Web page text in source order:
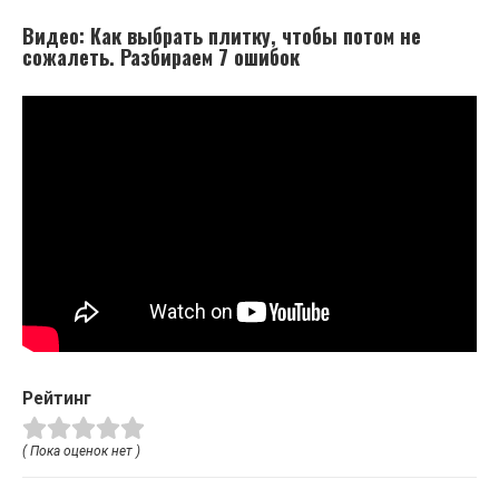
Видео: Как выбрать плитку, чтобы потом не
сожалеть. Разбираем 7 ошибок
Рейтинг
( Пока оценок нет )